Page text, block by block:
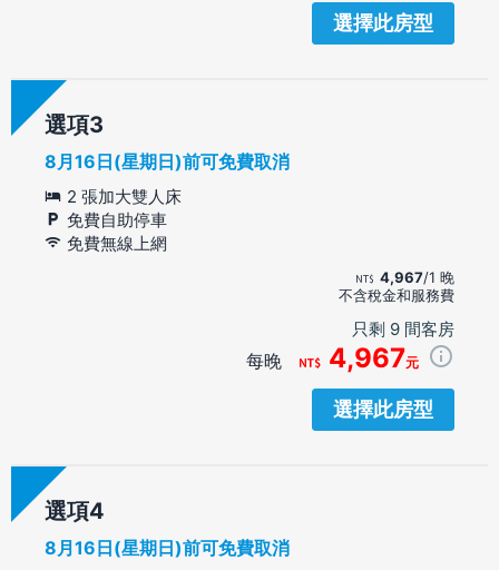
選擇此房型
選項
8月16日(星期日)前可免費取消
2 張加大雙人床
免費自助停車
免費無線上網
4,967/1 晚
不含稅金和服務費
只剩 9 間客房
每晚 4,967元
選擇此房型
選項
8月16日(星期日)前可免費取消